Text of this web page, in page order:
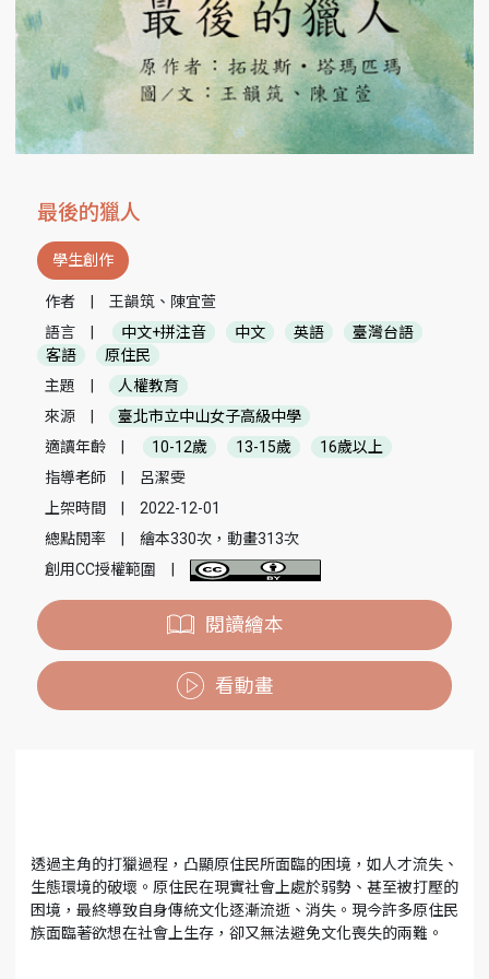
最後的獵人
學生創作
作者
王韻筑、陳宜萱
語言
中文+拼注音 中文 英語
臺灣台語
客語
原住民
主題
人權教育
來源
臺北市立中山女子高級中學
適讀年齡
10-12歲 13-15歲
16歲以上
指導老師
呂潔雯
上架時間
2022-12-01
總點閱率
繪本330次，動畫313次
創用CC授權範圍
閱讀繪本
看動畫
透過主角的打獵過程，凸顯原住民所面臨的困境，如人才流失、
生態環境的破壞。原住民在現實社會上處於弱勢、甚至被打壓的
困境，最終導致自身傳統文化逐漸流逝、消失。現今許多原住民
族面臨著欲想在社會上生存，卻又無法避免文化喪失的兩難。